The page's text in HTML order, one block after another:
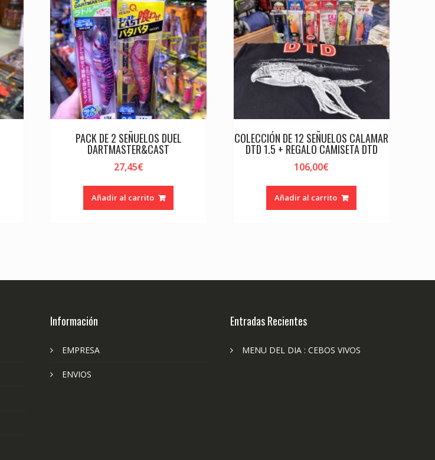
PACK DE 2 SEÑUELOS DUEL
DARTMASTER&CAST
27,45€
Añadir al carrito
COLECCIÓN DE 12 SEÑUELOS CALAMAR
DTD 1.5 + REGALO CAMISETA DTD
106,00€
Añadir al carrito
Información
EMPRESA
ENVIOS
Entradas Recientes
MENU DEL DIA : CEBOS VIVOS